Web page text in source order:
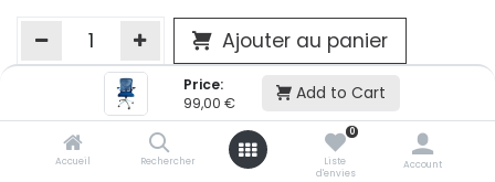
Price:
99,00 € Add to Cart
Accueil Rechercher
0
Liste
d'envies
Account
Ajouter au panier
Ajouter à la liste d'envie
Si vous ne pouvez pas ajouter cet article dans votre panier
victime de son succès et momentanément indisponible.